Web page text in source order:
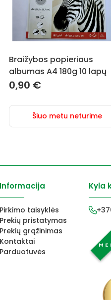
Braižybos popieriaus
albumas A4 180g 10 lapų
0,90 €
Šiuo metu neturime
Informacija
Pirkimo taisyklės
Prekių pristatymas
Prekių grąžinimas
Kontaktai
Parduotuvės
Kyla